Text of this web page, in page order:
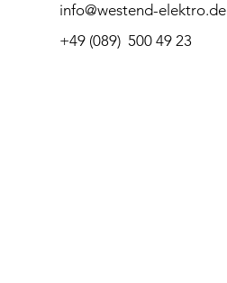
info@westend-elektro.de
+49 (089) 500 49 23